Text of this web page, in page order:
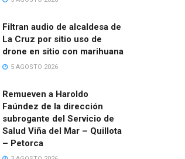
Filtran audio de alcaldesa de
La Cruz por sitio uso de
drone en sitio con marihuana
5 AGOSTO 2026
Remueven a Haroldo
Faúndez de la dirección
subrogante del Servicio de
Salud Viña del Mar – Quillota
– Petorca